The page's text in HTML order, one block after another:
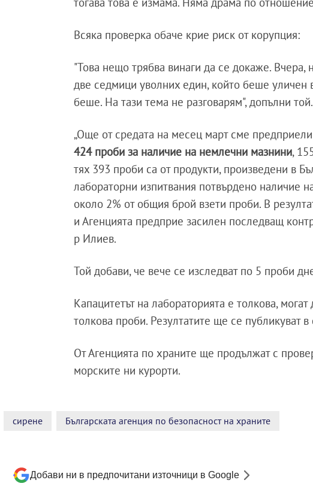
Всяка проверка обаче крие риск от корупция:
"Това нещо трябва винаги да се докаже.
две седмици уволних един, който беше уличен
беше. На тази тема не разговарям", допълни той.
„Още от средата на месец март сме
424 проби за наличие на немлечни мазнини,
тях 393 проби са от продукти, произведени в
лабораторни изпитвания потвърдено наличие
около 2% от общия брой взети проби. В
и Агенцията предприе засилен последващ
р Илиев.
Той добави, че вече се изследват по 5 проби
Капацитетът на лабораторията е толкова,
толкова проби. Резултатите ще се публикуват в
От Агенцията по храните ще продължат с
морските ни курорти.
сирене Българската агенция по безопасност на храните
Добави ни в предпочитани източници в Google